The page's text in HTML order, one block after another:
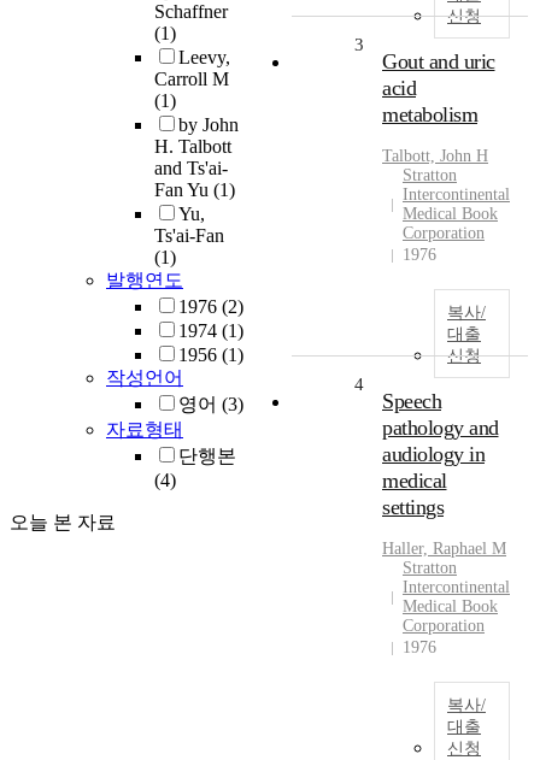
Schaffner
(1)
Leevy,
Carroll M
(1)
by John
H. Talbott
and Ts'ai-
Fan Yu (1)
Yu,
Ts'ai-Fan
(1)
발행연도
1976 (2)
1974 (1)
1956 (1)
작성언어
영어 (3)
자료형태
단행본
(4)
오늘 본 자료
신청
3
Gout and uric
acid
metabolism
Talbott, John H
Stratton
Intercontinental
Medical Book
Corporation
1976
복사/
대출
신청
4
Speech
pathology and
audiology in
medical
settings
Haller, Raphael M
Stratton
Intercontinental
Medical Book
Corporation
1976
복사/
대출
신청